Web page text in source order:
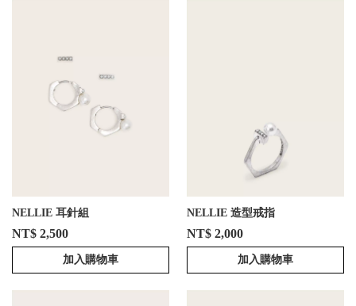
NELLIE 耳針組
NT$ 2,500
加入購物車
NELLIE 造型戒指
NT$ 2,000
加入購物車